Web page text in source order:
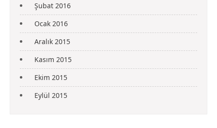
Şubat 2016
Ocak 2016
Aralık 2015
Kasım 2015
Ekim 2015
Eylül 2015